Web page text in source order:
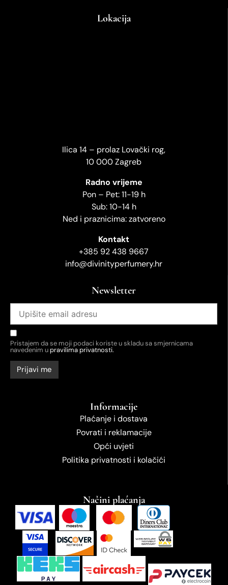
Lokacija
Ilica 14 – prolaz Lovački rog,
10 000 Zagreb
Radno vrijeme
Pon – Pet: 11-19 h
Sub: 10-14 h
Ned i praznicima: zatvoreno
Kontakt
+385 92 438 9667
info@divinityperfumery.hr
Newsletter
Pristajem da se moji podaci koriste u skladu sa smjernicama
navedenim upravilima privatnosti.
Informacije
Plaćanje i dostava
Povrati i reklamacije
Opći uvjeti
Politika privatnosti i kolačići
Načini plaćanja